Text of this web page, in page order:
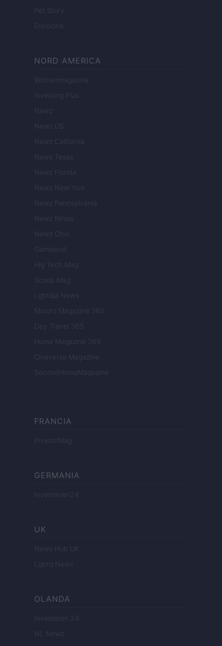
Pet Story
Encocina
NORD AMERICA
Womanmagazine
Investing Plus
Newz
Newz US
Newz California
Newz Texas
Newz Florida
Newz New York
Newz Pennsylvania
Newz Illinois
Newz Ohio
Gameland
Hig Tech Mag
Scoop Mag
Lgbtqia News
Motors Magazine 365
Day Travel 365
Home Magazine 365
Cineverse Magazine
SecondHomeMagazine
FRANCIA
InvestirMag
GERMANIA
Investieren24
UK
News Hub UK
Lgbtq News
OLANDA
Investeren 24
NL Newz